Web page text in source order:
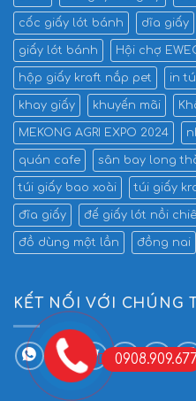
cốc giấy lót bánh dĩa giấy
giấy lót bánh Hội chợ
hộp giấy kraft nắp pet in
khay giấy khuyến mãi
MEKONG AGRI EXPO 2024
quán cafe sân bay long
túi giấy bao xoài túi giấy
đĩa giấy đế giấy lót nồi
đồ dùng một lần đồng nai
KẾT NỐI VỚI CHÚNG